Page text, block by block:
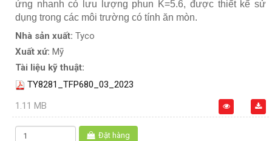
ứng nhanh có lưu lượng phun K=5.6, được thiết kế sử
dụng trong các môi trường có tính ăn mòn.
Nhà sản xuất: Tyco
Xuất xứ: Mỹ
Tài liệu kỹ thuật:
TY8281_TFP680_03_2023
1.11 MB
Đặt hàng